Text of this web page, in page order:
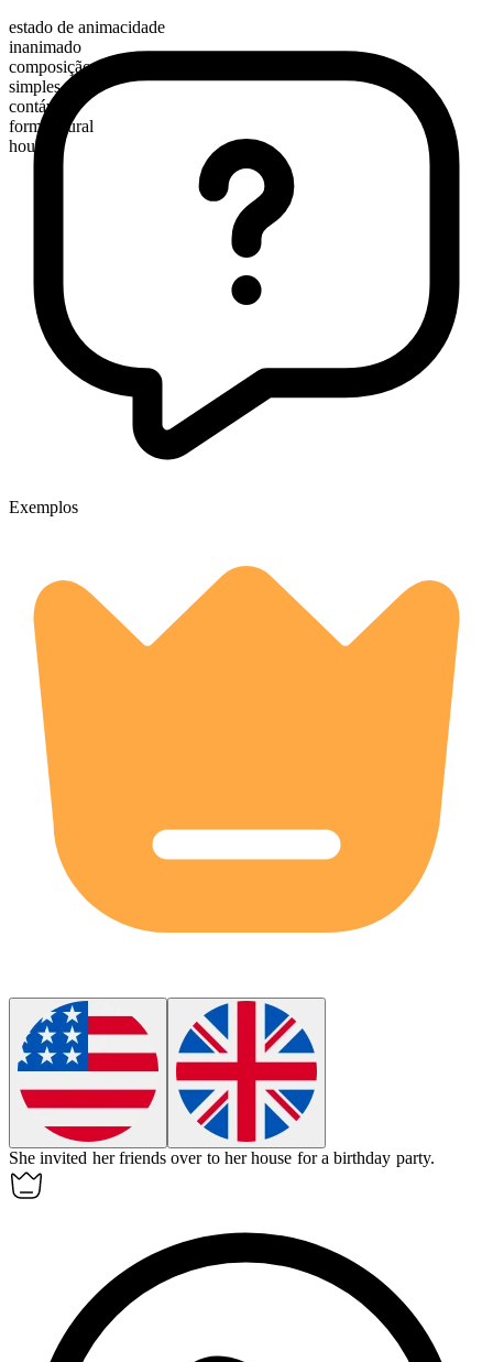
estado de animacidade
inanimado
composição morfológica
simples
contável
forma plural
houses
Exemplos
She invited her friends over to herhouse for a birthday party.